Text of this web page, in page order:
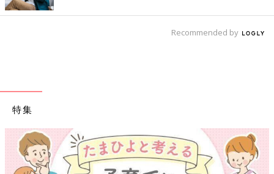
Recommended by
特集